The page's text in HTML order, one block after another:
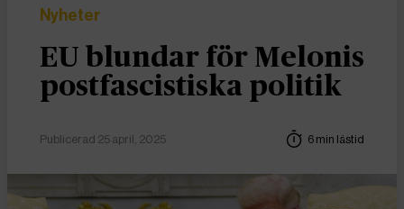
Nyheter
EU blundar för Melonis
postfascistiska politik
Publicerad 25 april, 2025 6 min lästid